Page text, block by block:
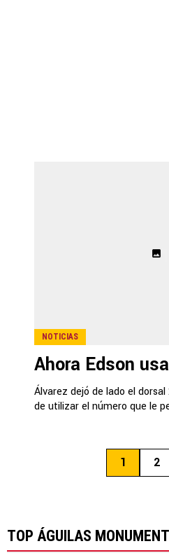
NOTICIAS
Ahora Edson
Álvarez dejó de lado el
de utilizar el número que le
1 2
TOP ÁGUILAS